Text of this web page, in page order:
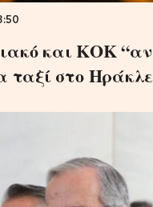
και ΚΟΚ
ταξί στο